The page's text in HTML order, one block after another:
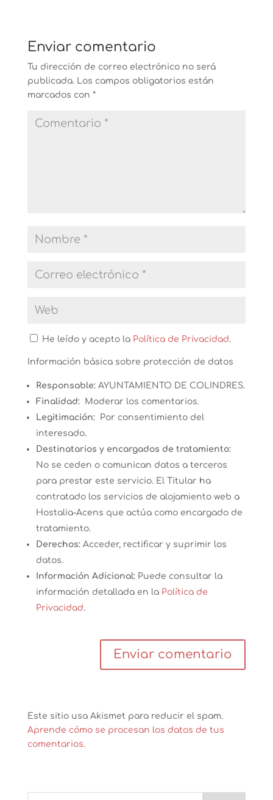
Enviar comentario
Tu dirección de correo electrónico no será
publicada. Los campos obligatorios están
marcados con *
He leído y acepto la Política de Privacidad.
Información básica sobre protección de datos
Responsable:AYUNTAMIENTO DE COLINDRES.
Finalidad:Moderar los comentarios.
Legitimación:Por consentimiento del
interesado.
Destinatarios y encargados de tratamiento:
No se ceden o comunican datos a terceros
para prestar este servicio. El Titular ha
contratado los servicios de alojamiento web a
Hostalia-Acens que actúa como encargado de
tratamiento.
Derechos:Acceder, rectificar y suprimir los
datos.
Información Adicional:Puede consultar la
información detallada en la Política de
Privacidad.
Este sitio usa Akismet para reducir el spam.
Aprende cómo se procesan los datos de tus
comentarios.